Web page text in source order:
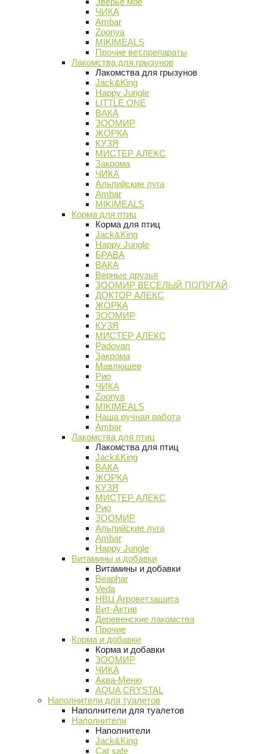
ЧИКА
Ambar
Zoonya
MIKIMEALS
Прочие вет.препараты
Лакомства для грызунов
Лакомства для грызунов
Jack&King
Happy Jungle
LITTLE ONE
ВАКА
ЗООМИР
ЖОРКА
КУЗЯ
МИСТЕР АЛЕКС
Закрома
ЧИКА
Альпийские луга
Ambar
MIKIMEALS
Корма для птиц
Корма для птиц
Jack&King
Happy Jungle
БРАВА
ВАКА
Верные друзья
ЗООМИР ВЕСЕЛЫЙ ПОПУГАЙ
ДОКТОР АЛЕКС
ЖОРКА
ЗООМИР
КУЗЯ
МИСТЕР АЛЕКС
Padovan
Закрома
Мавлюшев
Рио
ЧИКА
Zoonya
MIKIMEALS
Наша ручная работа
Ambar
Лакомства для птиц
Лакомства для птиц
Jack&King
ВАКА
ЖОРКА
КУЗЯ
МИСТЕР АЛЕКС
Рио
ЗООМИР
Альпийские луга
Ambar
Happy Jungle
Витамины и добавки
Витамины и добавки
Beaphar
Veda
НВЦ Агроветзащита
Вит-Актив
Деревенские лакомства
Прочие
Корма и добавки
Корма и добавки
ЗООМИР
ЧИКА
Аква-Меню
AQUA CRYSTAL
Наполнители для туалетов
Наполнители для туалетов
Наполнители
Наполнители
Jack&King
Cat safe